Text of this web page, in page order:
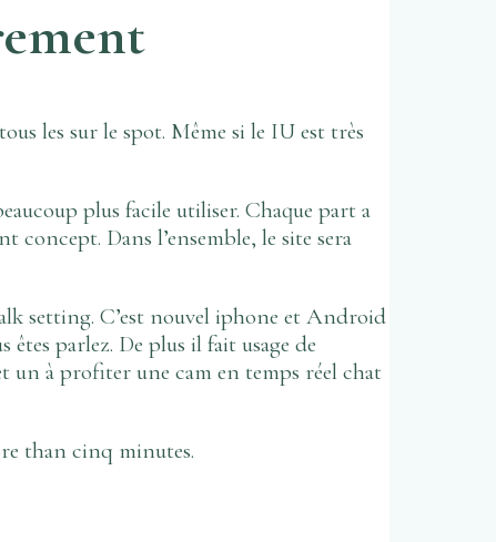
les sur le spot. Même si le IU est très
plus facile utiliser. Chaque part a
Dans l’ensemble, le site sera
setting. C’est nouvel iphone et Android
parlez. De plus il fait usage de
un à profiter une cam en temps réel chat
than cinq minutes.